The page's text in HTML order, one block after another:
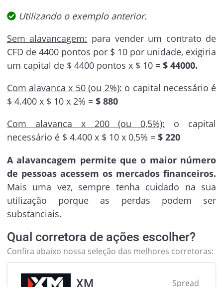
Utilizando o exemplo anterior.
Sem alavancagem: para vender um contrato de
CFD de 4400 pontos por $ 10 por unidade, exigiria
um capital de $ 4400 pontos x $ 10 = $ 44000.
Com alavanca x 50 (ou 2%): o capital necessário é
$ 4.400 x $ 10 x 2% = $ 880
Com alavanca x 200 (ou 0,5%): o capital
necessário é $ 4.400 x $ 10 x 0,5% = $ 220
A alavancagem permite que o maior número
de pessoas acessem os mercados financeiros.
Mais uma vez, sempre tenha cuidado na sua
utilização porque as perdas podem ser
substanciais.
Qual corretora de ações escolher?
Confira abaixo nossa seleção das melhores corretoras:
XM
Spread